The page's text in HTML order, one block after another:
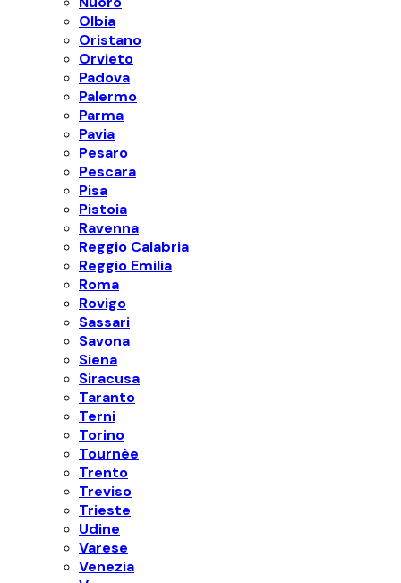
Olbia
Oristano
Orvieto
Padova
Palermo
Parma
Pavia
Pesaro
Pescara
Pisa
Pistoia
Ravenna
Reggio Calabria
Reggio Emilia
Roma
Rovigo
Sassari
Savona
Siena
Siracusa
Taranto
Terni
Torino
Tournèe
Trento
Treviso
Trieste
Udine
Varese
Venezia